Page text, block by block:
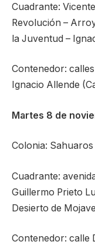
Cuadrante:
Revolución –
la Juventud –
Contenedor:
Ignacio Allende
Martes 8 de
Colonia: Sahuaros
Cuadrante:
Guillermo Prieto
Desierto de Mojave
Contenedor: calle